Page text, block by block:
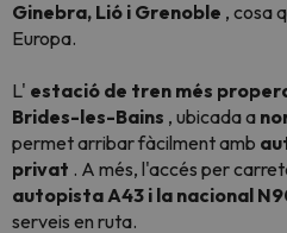
Ginebra, Lió i Grenoble , cosa
Europa.
L' estació de tren més
Brides-les-Bains , ubicada a
permet arribar fàcilment amb
privat . A més, l'accés per
autopista A43 i la nacional
serveis en ruta.